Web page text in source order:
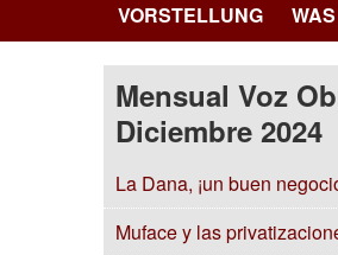
VORSTELLUNG
Mensual Voz
Diciembre 2024
La Dana, ¡un buen
Muface y las